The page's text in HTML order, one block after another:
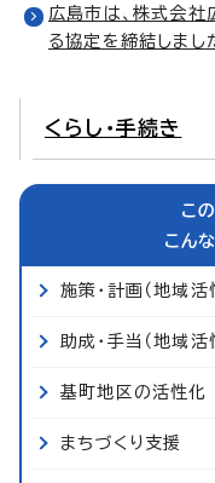
広島市は、株式会
る協定を締結しまし
くらし・手続き
こ
こん
施策・計画（地域活
助成・手当（地域活
基町地区の活性化
まちづくり支援